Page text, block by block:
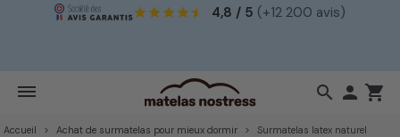
4,8 / 5 (+12 200 avis)
search  shopping_cart
Accueil Achat de surmatelas pour mieux dormir Surmatelas latex naturel